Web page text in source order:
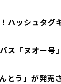
ハッシュタグ
ス「ヌオー号
とう」が発売